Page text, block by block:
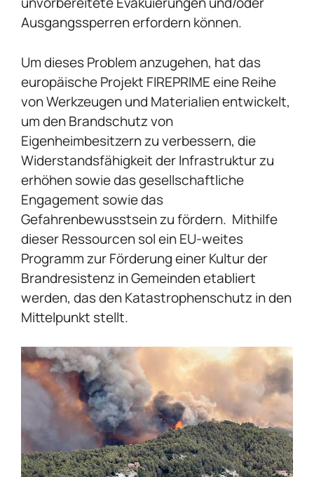
Ausgangssperren erfordern können.
Um dieses Problem anzugehen, hat das
europäische Projekt FIREPRIME eine Reihe
von Werkzeugen und Materialien entwickelt,
um den Brandschutz von
Eigenheimbesitzern zu verbessern, die
Widerstandsfähigkeit der Infrastruktur zu
erhöhen sowie das gesellschaftliche
Engagement sowie das
Gefahrenbewusstsein zu fördern. Mithilfe
dieser Ressourcen sol ein EU-weites
Programm zur Förderung einer Kultur der
Brandresistenz in Gemeinden etabliert
werden, das den Katastrophenschutz in den
Mittelpunkt stellt.